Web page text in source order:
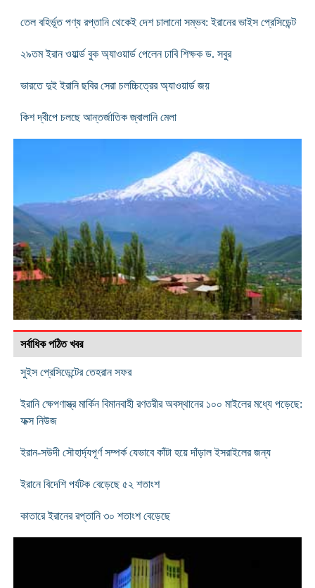
তেল বহির্ভূত পণ্য রপ্তানি থেকেই দেশ চালানো সম্ভব: ইরানের ভাইস প্রেসিডেন্ট
২৯তম ইরান ওয়ার্ল্ড বুক অ্যাওয়ার্ড পেলেন ঢাবি শিক্ষক ড. সবুর
ভারতে দুই ইরানি ছবির সেরা চলচ্চিত্রের অ্যাওয়ার্ড জয়
কিশ দ্বীপে চলছে আন্তর্জাতিক জ্বালানি মেলা
সর্বাধিক পঠিত খবর
সুইস প্রেসিডেন্টের তেহরান সফর
ইরানি ক্ষেপণাস্ত্র মার্কিন বিমানবাহী রণতরীর অবস্থানের ১০০ মাইলের মধ্যে পড়েছে:
ফক্স নিউজ
ইরান-সউদী সৌহার্দ্যপূর্ণ সম্পর্ক যেভাবে কাঁটা হয়ে দাঁড়াল ইসরাইলের জন্য
ইরানে বিদেশি পর্যটক বেড়েছে ৫২ শতাংশ
কাতারে ইরানের রপ্তানি ৩০ শতাংশ বেড়েছে